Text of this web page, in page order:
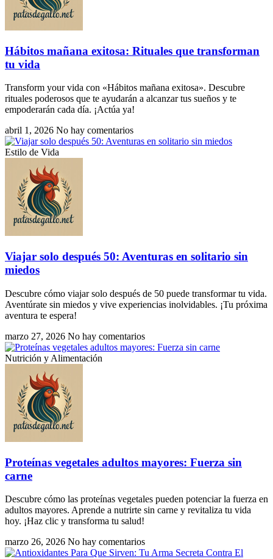
Hábitos mañana exitosa: Rituales que transforman
tu vida
Transform your vida con «Hábitos mañana exitosa». Descubre
rituales poderosos que te ayudarán a alcanzar tus sueños y te
empoderarán cada día. ¡Actúa ya!
abril 1, 2026 No hay comentarios
Estilo de Vida
Viajar solo después 50: Aventuras en solitario sin
miedos
Descubre cómo viajar solo después de 50 puede transformar tu vida.
Aventúrate sin miedos y vive experiencias inolvidables. ¡Tu próxima
aventura te espera!
marzo 27, 2026 No hay comentarios
Nutrición y Alimentación
Proteínas vegetales adultos mayores: Fuerza sin
carne
Descubre cómo las proteínas vegetales pueden potenciar la fuerza en
adultos mayores. Aprende a nutrirte sin carne y revitaliza tu vida
hoy. ¡Haz clic y transforma tu salud!
marzo 26, 2026 No hay comentarios